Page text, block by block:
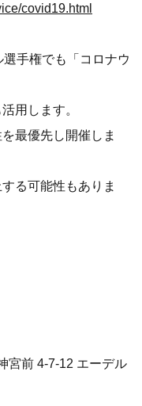
covid19.html
手権でも「コロナウ
用します。
最優先し開催しま
る可能性もありま
宮前 4-7-12 エーデル